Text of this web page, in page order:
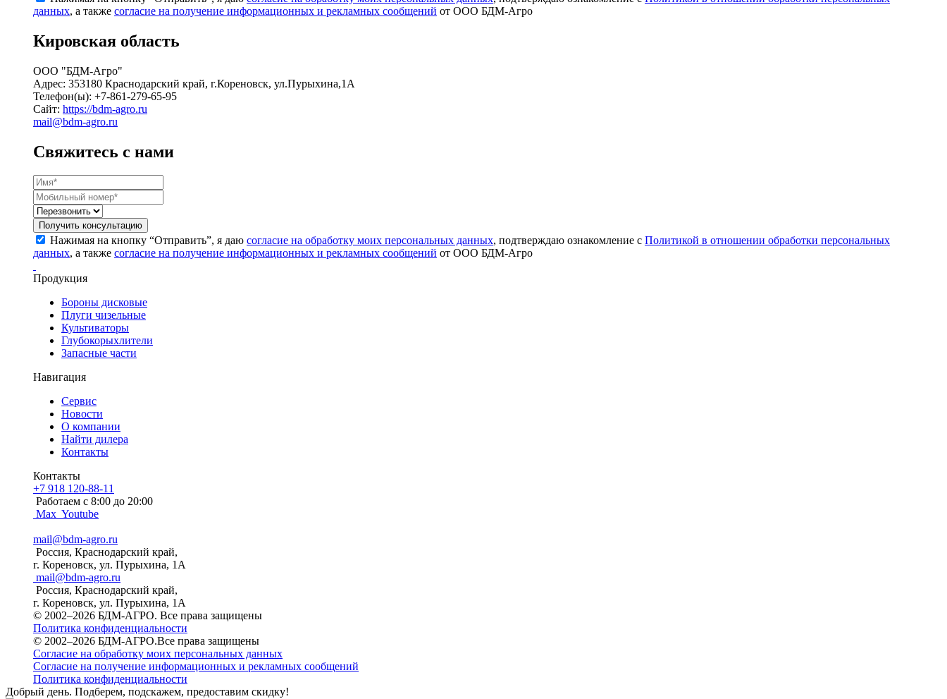
данных, а также согласие на получение информационных и рекламных сообщений от ООО БДМ-Агро
Кировская область
ООО "БДМ-Агро"
Адрес: 353180 Краснодарский край, г.Кореновск, ул.Пурыхина,1А
Телефон(ы): +7-861-279-65-95
Сайт: https://bdm-agro.ru
mail@bdm-agro.ru
Свяжитесь с нами
Получить консультацию
Нажимая на кнопку “Отправить”, я даю согласие на обработку моих персональных данных, подтверждаю ознакомление с Политикой в отношении обработки персональных
данных, а также согласие на получение информационных и рекламных сообщений от ООО БДМ-Агро
Продукция
Бороны дисковые
Плуги чизельные
Культиваторы
Глубокорыхлители
Запасные части
Навигация
Сервис
Новости
О компании
Найти дилера
Контакты
Контакты
+7 918 120-88-11
Работаем c 8:00 до 20:00
Max Youtube
mail@bdm-agro.ru
Россия, Краснодарский край,
г. Кореновск, ул. Пурыхина, 1А
mail@bdm-agro.ru
Россия, Краснодарский край,
г. Кореновск, ул. Пурыхина, 1А
© 2002–2026 БДМ-АГРО. Все права защищены
Политика конфиденциальности
© 2002–2026 БДМ-АГРО.Все права защищены
Согласие на обработку моих персональных данных
Согласие на получение информационных и рекламных сообщений
Политика конфиденциальности
Добрый день. Подберем, подскажем, предоставим скидку!